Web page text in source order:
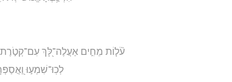
עֹ֘ל֤וֹת מֵחִ֣ים אַעֲלֶה־לָּ֭ךְ
לְכֽוּ־שִׁמְע֣וּ